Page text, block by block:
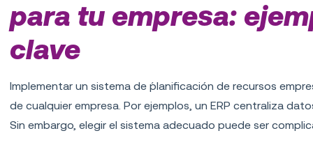
para tu empresa:
clave
Implementar un sistema de ´planificación de recursos
de cualquier empresa. Por ejemplos, un ERP centraliza
Sin embargo, elegir el sistema adecuado puede ser